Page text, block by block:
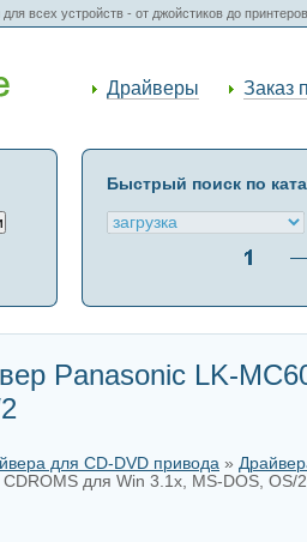
для всех устройств - от джойстиков до
Драйверы Заказ
Быстрый поиск по
Panasonic LK-
для CD-DVD привода »
для Win 3.1x, MS-DOS, OS/2